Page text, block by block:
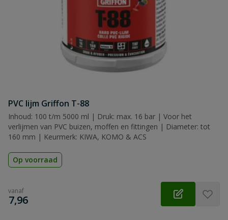
PVC lijm Griffon T-88
Inhoud: 100 t/m 5000 ml | Druk: max. 16 bar | Voor het
verlijmen van PVC buizen, moffen en fittingen | Diameter: tot
160 mm | Keurmerk: KIWA, KOMO & ACS
Op voorraad
vanaf
€
7,96